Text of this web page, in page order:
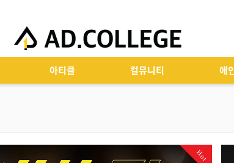
아티클 컬뮤니티 애
Hot